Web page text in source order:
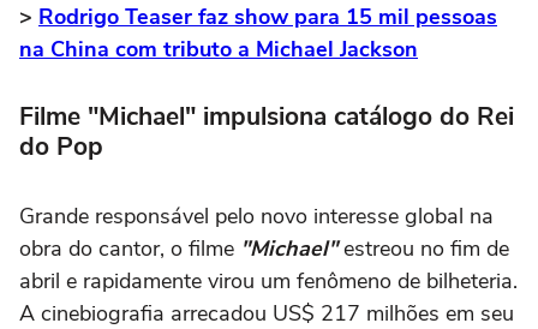
> Rodrigo Teaser faz show para 15 mil pessoas
na China com tributo a Michael Jackson
Filme "Michael" impulsiona catálogo do Rei
do Pop
Grande responsável pelo novo interesse global na
obra do cantor, o filme "Michael" estreou no fim de
abril e rapidamente virou um fenômeno de bilheteria.
A cinebiografia arrecadou US$ 217 milhões em seu